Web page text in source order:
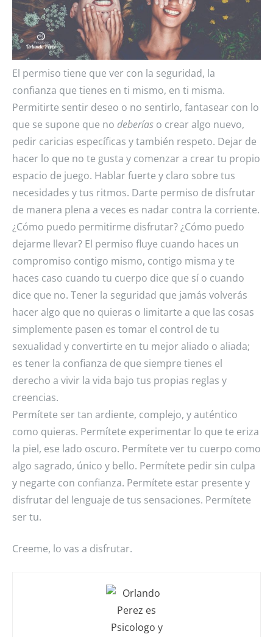
El permiso tiene que ver con la seguridad, la
confianza que tienes en ti mismo, en ti misma.
Permitirte sentir deseo o no sentirlo, fantasear con lo
que se supone que no deberías o crear algo nuevo,
pedir caricias específicas y también respeto. Dejar de
hacer lo que no te gusta y comenzar a crear tu propio
espacio de juego. Hablar fuerte y claro sobre tus
necesidades y tus ritmos. Darte permiso de disfrutar
de manera plena a veces es nadar contra la corriente.
¿Cómo puedo permitirme disfrutar? ¿Cómo puedo
dejarme llevar? El permiso fluye cuando haces un
compromiso contigo mismo, contigo misma y te
haces caso cuando tu cuerpo dice que sí o cuando
dice que no. Tener la seguridad que jamás volverás
hacer algo que no quieras o limitarte a que las cosas
simplemente pasen es tomar el control de tu
sexualidad y convertirte en tu mejor aliado o aliada;
es tener la confianza de que siempre tienes el
derecho a vivir la vida bajo tus propias reglas y
creencias.
Permítete ser tan ardiente, complejo, y auténtico
como quieras. Permítete experimentar lo que te eriza
la piel, ese lado oscuro. Permítete ver tu cuerpo como
algo sagrado, único y bello. Permítete pedir sin culpa
y negarte con confianza. Permítete estar presente y
disfrutar del lenguaje de tus sensaciones. Permítete
ser tu.
Creeme, lo vas a disfrutar.